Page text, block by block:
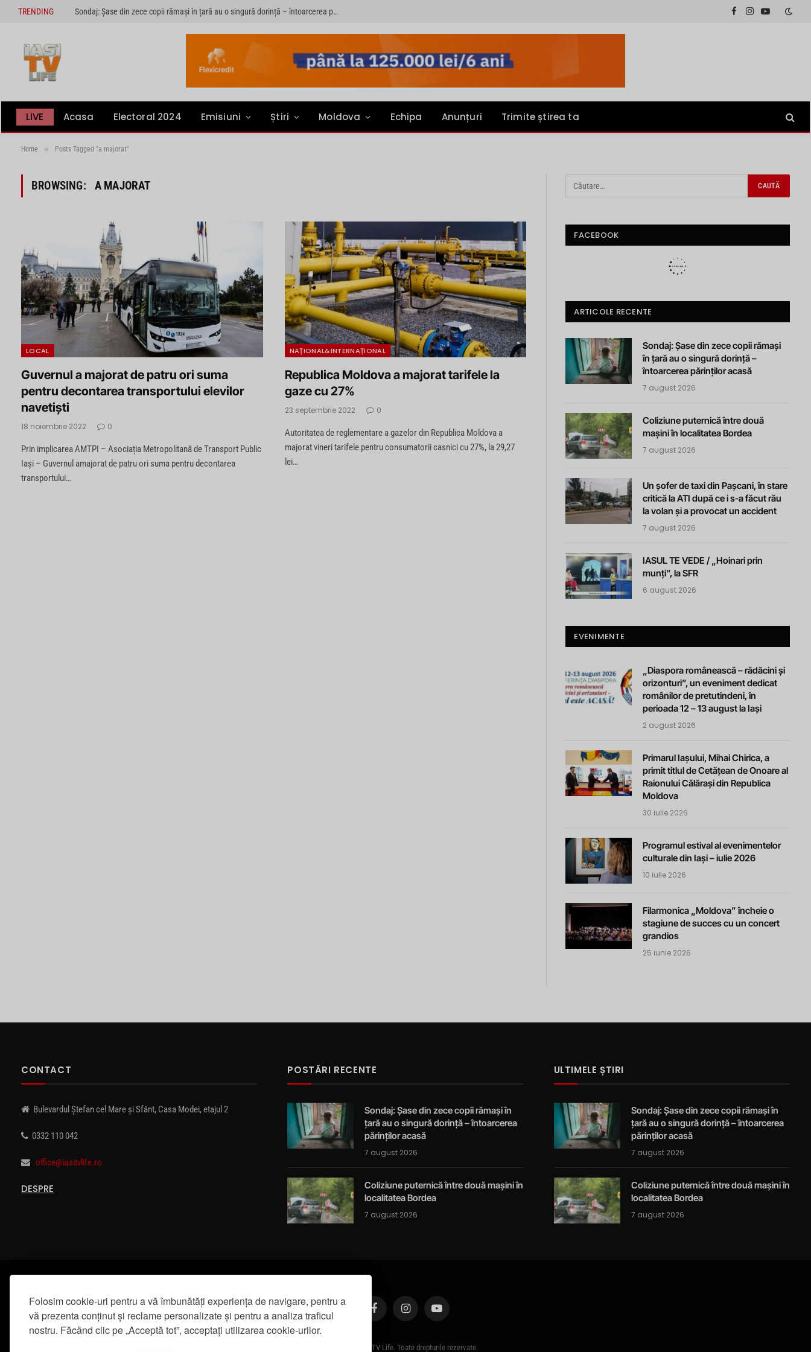
Folosim cookie-uri pentru a vă îmbunătăți experiența de navigare, pentru a
vă prezenta conținut și reclame personalizate și pentru a analiza traficul
nostru. Făcând clic pe „Acceptă tot”, acceptați utilizarea cookie-urilor.
TRENDING Sondaj: Șase din zece copii rămași în țară au o singură dorință – întoarcerea părinților acasă
Facebook
InstagramYouTube
LIVE Acasa Electoral 2024 Emisiuni Știri Moldova Echipa Anunțuri Trimite știrea ta
Home » Posts Tagged "a majorat"
BROWSING: A MAJORAT
LOCAL
Guvernul a majorat de patru ori suma
pentru decontarea transportului elevilor
navetiști
18 noiembrie 2022 0
Prin implicarea AMTPI – Asociația Metropolitană de Transport Public
Iași – Guvernul amajorat de patru ori suma pentru decontarea
transportului…
NAȚIONAL&INTERNAȚIONAL
Republica Moldova a majorat tarifele la
gaze cu 27%
23 septembrie 2022 0
Autoritatea de reglementare a gazelor din Republica Moldova a
majorat vineri tarifele pentru consumatorii casnici cu 27%, la 29,27
lei…
FACEBOOK
ARTICOLE RECENTE
Sondaj: Șase din zece copii rămași
în țară au o singură dorință –
întoarcerea părinților acasă
7 august 2026
Coliziune puternică între două
mașini în localitatea Bordea
7 august 2026
Un șofer de taxi din Pașcani, în stare
critică la ATI după ce i s-a făcut rău
la volan și a provocat un accident
7 august 2026
IASUL TE VEDE / „Hoinari prin
munți”, la SFR
6 august 2026
EVENIMENTE
„Diaspora românească – rădăcini și
orizonturi”, un eveniment dedicat
românilor de pretutindeni, în
perioada 12 – 13 august la Iași
2 august 2026
Primarul Iașului, Mihai Chirica, a
primit titlul de Cetățean de Onoare al
Raionului Călărași din Republica
Moldova
30 iulie 2026
Programul estival al evenimentelor
culturale din Iași – iulie 2026
10 iulie 2026
Filarmonica „Moldova” încheie o
stagiune de succes cu un concert
grandios
25 iunie 2026
CONTACT
Bulevardul Ștefan cel Mare și Sfânt, Casa Modei, etajul 2
0332 110 042
office@iasitvlife.ro
DESPRE
POSTĂRI RECENTE
Sondaj: Șase din zece copii rămași în
țară au o singură dorință – întoarcerea
părinților acasă
7 august 2026
Coliziune puternică între două mașini în
localitatea Bordea
7 august 2026
ULTIMELE ȘTIRI
Sondaj: Șase din zece copii rămași în
țară au o singură dorință – întoarcerea
părinților acasă
7 august 2026
Coliziune puternică între două mașini în
localitatea Bordea
7 august 2026
FacebookInstagramYouTube
© 2019 - IasiTV Life. Toate drepturile rezervate.